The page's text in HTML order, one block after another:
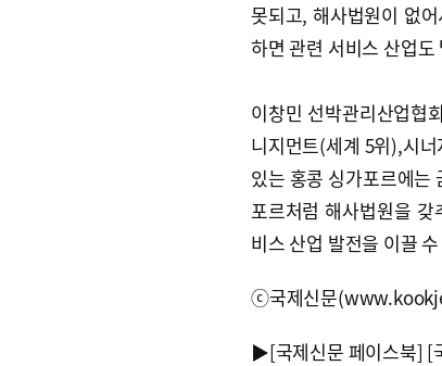
못되고, 해사법원이 없
하면 관련 서비스 산업
이창민 선박관리산업협
니지먼트(세계 5위),시
있는 홍콩 싱가포르에는
포르처럼 해사법원을
비스 산업 발전을 이끌
ⓒ국제신문
▶[국제신문 페이스북] [